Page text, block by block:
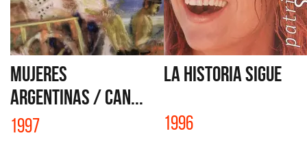
MUJERES
ARGENTINAS / CAN...
1997
LA HISTORIA SIGUE
1996